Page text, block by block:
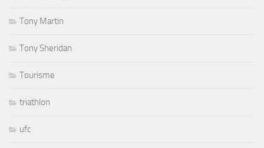
Tony Martin
Tony Sheridan
Tourisme
triathlon
ufc